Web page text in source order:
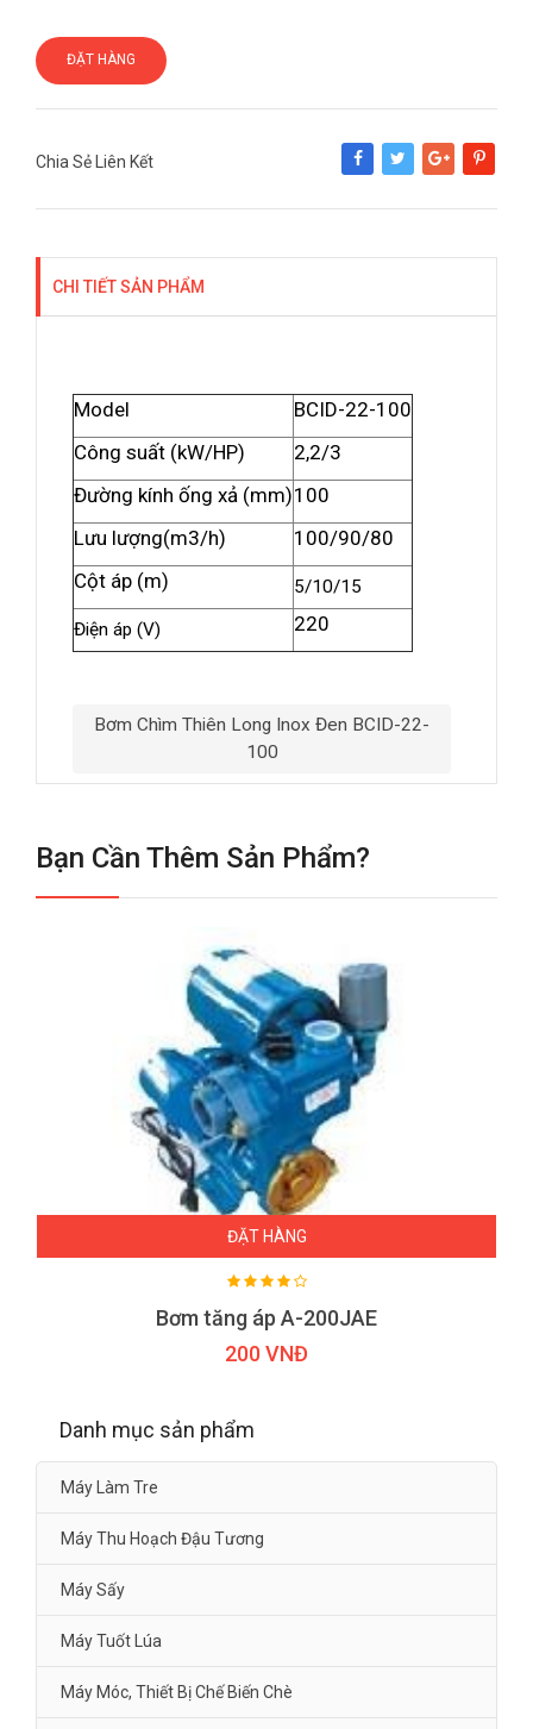
ĐẶT HÀNG
Chia Sẻ Liên Kết
Share Tweet Google+Pinterest
CHI TIẾT SẢN PHẨM
Model
BCID-22-100
Công suất (kW/HP)
2,2/3
Đường kính ống xả (mm)100
Lưu lượng(m3/h)
100/90/80
Cột áp (m)
5/10/15
Điện áp (V)
220
Bơm Chìm Thiên Long Inox Đen BCID-22-
100
Bạn Cần Thêm Sản Phẩm?
ĐẶT HÀNG
Bơm tăng áp A-200JAE
200 VNĐ
Danh mục sản phẩm
Máy Làm Tre
Máy Thu Hoạch Đậu Tương
Máy Sấy
Máy Tuốt Lúa
Máy Móc, Thiết Bị Chế Biến Chè